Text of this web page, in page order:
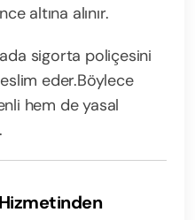
altına alınır.
sigorta poliçesini
eder.Böylece
hem de yasal